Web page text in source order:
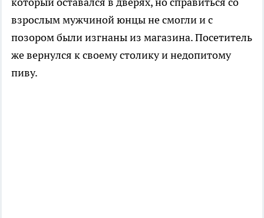
взрослым мужчиной юнцы не смогли и с
позором были изгнаны из магазина. Посетитель
же вернулся к своему столику и недопитому
пиву.